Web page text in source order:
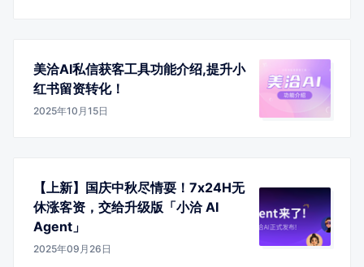
美洽AI私信获客工具功能介绍,提升小
红书留资转化！
2025年10月15日
【上新】国庆中秋尽情耍！7x24H无
休涨客资，交给升级版「小洽 AI
Agent」
2025年09月26日